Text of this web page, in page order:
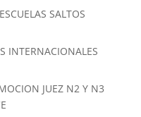
SALTOS
INTERNACIONALES
JUEZ N2 Y N3